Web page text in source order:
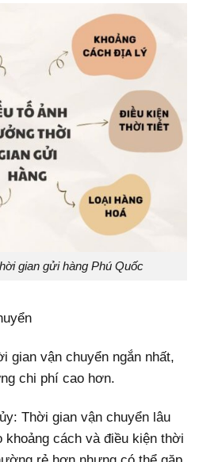
gian gửi hàng Phú Quốc
gian vận chuyển ngắn nhất,
chi phí cao hơn.
Thời gian vận chuyển lâu
cách và điều kiện thời